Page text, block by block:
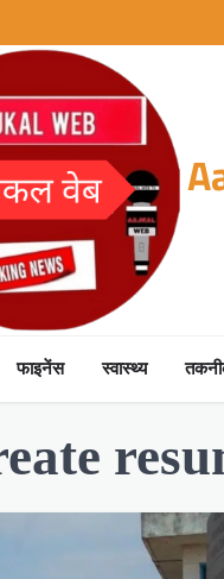
फाइनेंस स्वास्थ्य